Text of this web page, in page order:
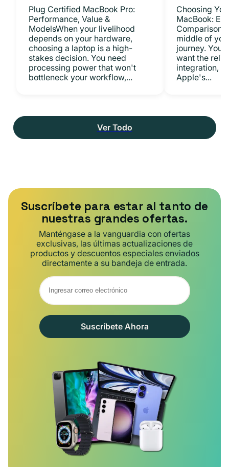
Plug Certified MacBook Pro:
Performance, Value &
ModelsWhen your livelihood
depends on your hardware,
choosing a laptop is a high-
stakes decision. You need
processing power that won't
bottleneck your workflow,...
Choosing
MacBook:
middle of
journey. You
want the
integration,
Apple's...
Ver Todo
Suscríbete para estar al tanto de
nuestras grandes ofertas.
Manténgase a la vanguardia con ofertas
exclusivas, las últimas actualizaciones de
productos y descuentos especiales enviados
directamente a su bandeja de entrada.
Suscríbete Ahora